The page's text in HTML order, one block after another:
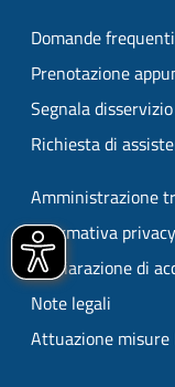
Domande
Prenotazione
Segnala disservizio
Richiesta di
Amministrazione
Informativa privacy
Dichiarazione di
Note legali
Attuazione misure